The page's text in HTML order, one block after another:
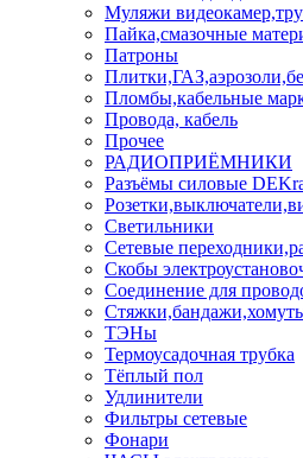
Муляжи
Пайка,смазочные
Патроны
Пломбы,кабельные
Провода, кабель
Прочее
РАДИОПРИЁМНИКИ
Разъёмы силовые
Светильники
Сетевые
Скобы
Соединение для
ТЭНы
Термоусадочная трубка
Тёплый пол
Удлинители
Фильтры сетевые
Фонари